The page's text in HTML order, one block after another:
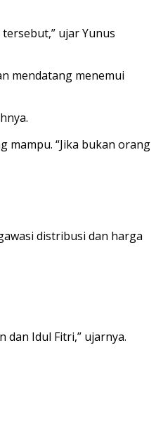
ujar Yunus
mendatang menemui
mampu. “Jika bukan orang
distribusi dan harga
dan Idul Fitri,” ujarnya.